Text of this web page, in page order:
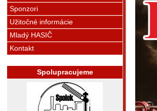
Sponzori
Užitočné informácie
Mladý HASIČ
Kontakt
Spolupracujeme